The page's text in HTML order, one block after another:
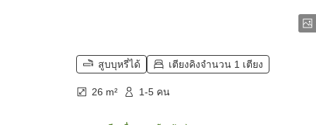
สูบบุหรี่ได้ เตียงคิงจำนวน 1 เตียง
26 m² 1-5 คน